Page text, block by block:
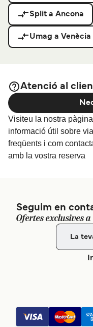
Split a Ancona
Umag a Venècia
Atenció al
Visiteu la nostra
informació útil sobre
freqüents i com
amb la vostra reserva
Seguim en
Ofertes exclusives